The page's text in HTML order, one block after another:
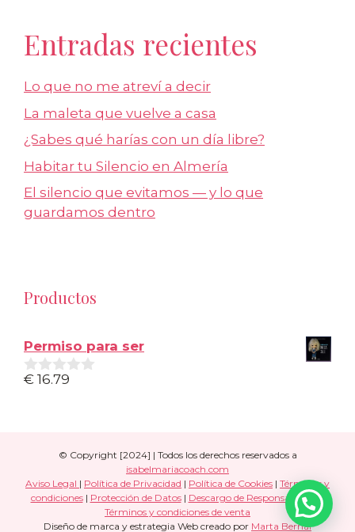
Entradas recientes
Lo que no me atreví a decir
La maleta que vuelve a casa
¿Sabes qué harías con un día libre?
Habitar tu Silencio en Almería
El silencio que evitamos — y lo que
guardamos dentro
Productos
Permiso para ser
0
€ 16.79
© Copyright [2024] | Todos los derechos reservados a
isabelmariacoach.com
Aviso Legal | Política de Privacidad | Política de Cookies | Términos y
condiciones| Protección de Datos| Descargo de Responsabilidad|
Términos y condiciones de venta
Diseño de marca y estrategia Web creado por Marta Bernal